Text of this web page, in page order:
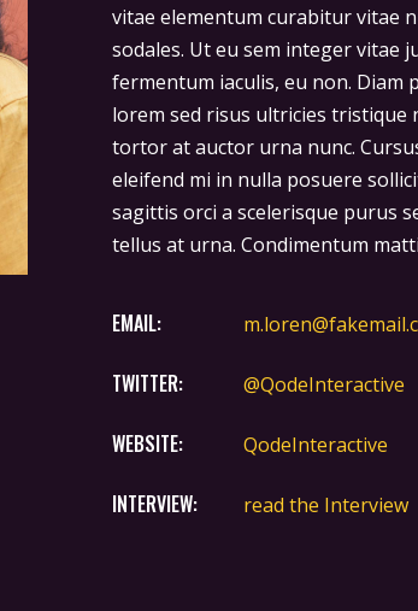
vitae elementum curabitur vitae
sodales. Ut eu sem integer vitae
fermentum iaculis, eu non. Diam
lorem sed risus ultricies tristique
tortor at auctor urna nunc.
eleifend mi in nulla posuere
sagittis orci a scelerisque purus
tellus at urna. Condimentum
EMAIL:
TWITTER: @QodeInteractive
WEBSITE: QodeInteractive
INTERVIEW: read the Interview